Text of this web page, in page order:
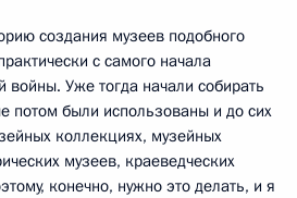
создания музеев подобного
с самого начала
войны. Уже тогда начали собирать
потом были использованы и до сих
коллекциях, музейных
музеев, краеведческих
конечно, нужно это делать, и я